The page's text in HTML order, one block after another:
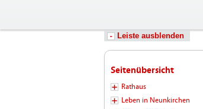
Leiste ausblenden
Seitenübersicht
Rathaus
Leben in Neunkirchen